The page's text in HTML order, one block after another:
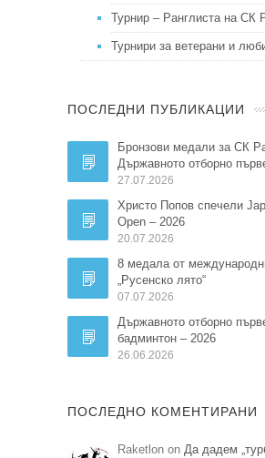
Турнир – Ранглиста на СК
Турнири за ветерани и
ПОСЛЕДНИ ПУБЛИКАЦИИ
Бронзови медали за СК
Държавното отборно
27.07.2026
Христо Попов спечели
Open – 2026
20.07.2026
8 медала от
„Русенско лято“
07.07.2026
Държавното отборно
бадминтон – 2026
26.06.2026
ПОСЛЕДНО КОМЕНТИРАНИ
Raketlon on Да дадем